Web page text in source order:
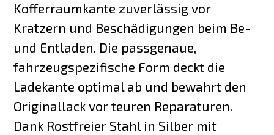
Kofferraumkante zuverlässig vor
Kratzern und Beschädigungen beim Be-
und Entladen. Die passgenaue,
fahrzeugspezifische Form deckt die
Ladekante optimal ab und bewahrt den
Originallack vor teuren Reparaturen.
Dank Rostfreier Stahl in Silber mit